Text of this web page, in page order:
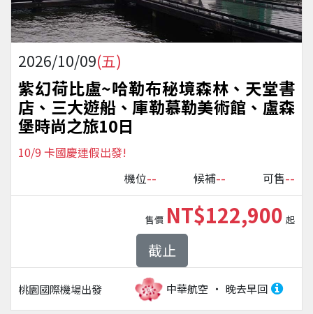
2026/10/09(五)
紫幻荷比盧~哈勒布秘境森林、天堂書
店、三大遊船、庫勒慕勒美術館、盧森
堡時尚之旅10日
10/9 卡國慶連假出發!
機位-- 候補-- 可售--
桃園國際機場出發 中華航空 晚去早回
售價 NT$122,900 起
截止